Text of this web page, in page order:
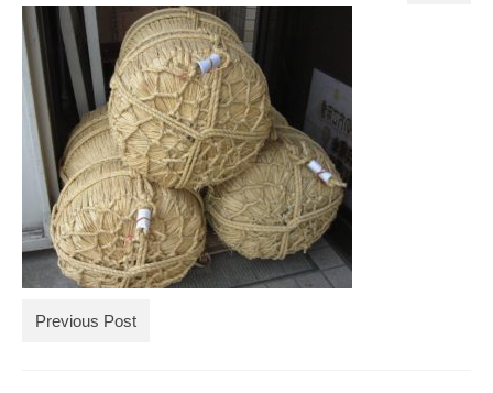
写真
ブログ
ブログ記事の要約一覧
ブログ記事の全記事一覧
お買物
お問合せ
Previous Post